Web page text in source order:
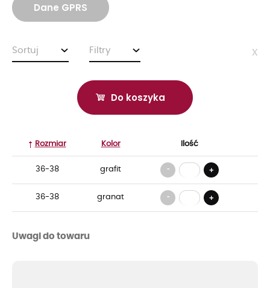
Dane GPRS
Sortuj Filtry x
Do koszyka
Rozmiar Kolor Ilość
36-38 grafit - +
36-38 granat - +
Uwagi do towaru